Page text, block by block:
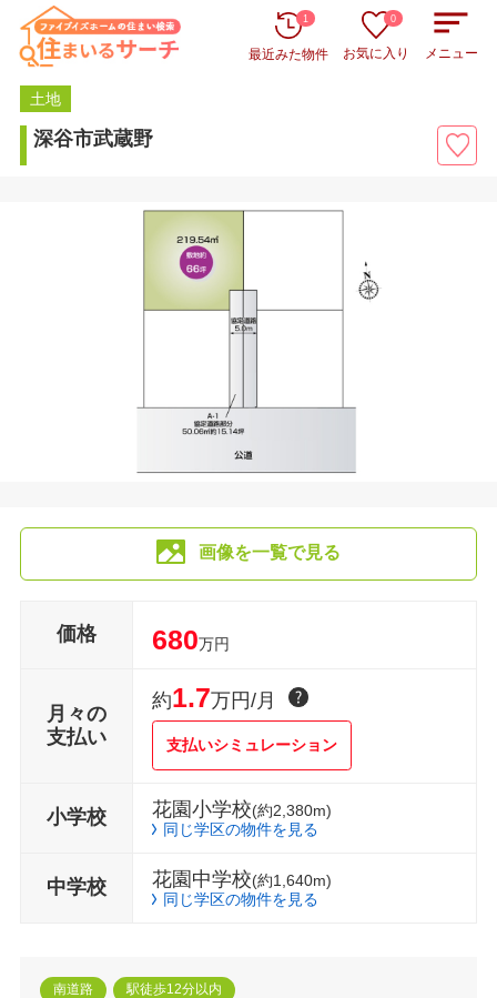
最近みた物件
1
お気に入り
0
メニュー
土地
深谷市武蔵野
画像を一覧で見る
価格 680万円
月々の
支払い
約1.7万円/月
支払いシミュレーション
小学校 花園小学校(約2,380m)
同じ学区の物件を見る
中学校 花園中学校(約1,640m)
同じ学区の物件を見る
南道路 駅徒歩12分以内